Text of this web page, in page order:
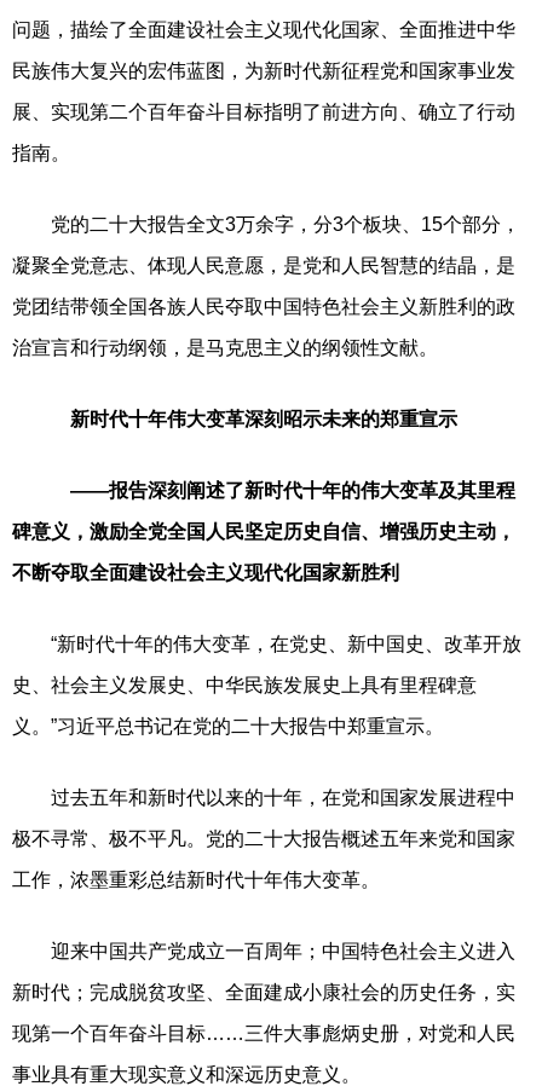
问题，描绘了全面建设社会主义现代化国家、全面推进中华
民族伟大复兴的宏伟蓝图，为新时代新征程党和国家事业发
展、实现第二个百年奋斗目标指明了前进方向、确立了行动
指南。
党的二十大报告全文3万余字，分3个板块、15个部分，
凝聚全党意志、体现人民意愿，是党和人民智慧的结晶，是
党团结带领全国各族人民夺取中国特色社会主义新胜利的政
治宣言和行动纲领，是马克思主义的纲领性文献。
新时代十年伟大变革深刻昭示未来的郑重宣示
——报告深刻阐述了新时代十年的伟大变革及其里程
碑意义，激励全党全国人民坚定历史自信、增强历史主动，
不断夺取全面建设社会主义现代化国家新胜利
“新时代十年的伟大变革，在党史、新中国史、改革开放
史、社会主义发展史、中华民族发展史上具有里程碑意
义。”习近平总书记在党的二十大报告中郑重宣示。
过去五年和新时代以来的十年，在党和国家发展进程中
极不寻常、极不平凡。党的二十大报告概述五年来党和国家
工作，浓墨重彩总结新时代十年伟大变革。
迎来中国共产党成立一百周年；中国特色社会主义进入
新时代；完成脱贫攻坚、全面建成小康社会的历史任务，实
现第一个百年奋斗目标……三件大事彪炳史册，对党和人民
事业具有重大现实意义和深远历史意义。